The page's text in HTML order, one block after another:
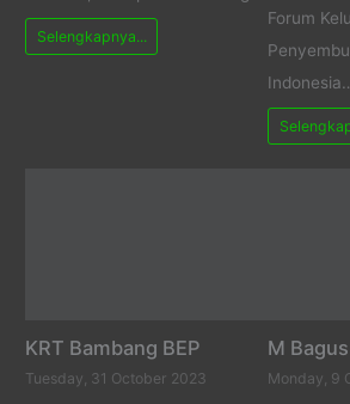
Selengkapnya...
Forum
KRT Bambang BEP
Tuesday, 31 October 2023
M
Monday, 9